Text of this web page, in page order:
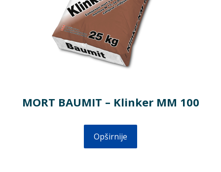
MORT BAUMIT – Klinker MM 100
Opširnije